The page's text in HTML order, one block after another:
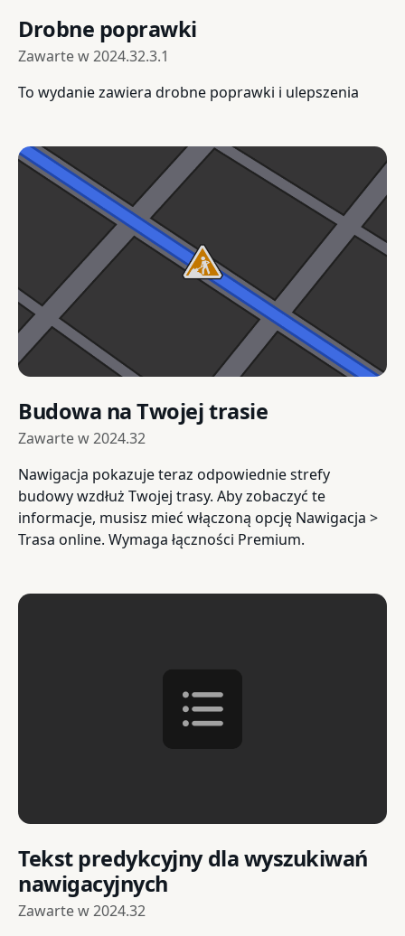
Drobne poprawki
Zawarte w2024.32.3.1
To wydanie zawiera drobne poprawki i ulepszenia
Budowa na Twojej trasie
Zawarte w2024.32
Nawigacja pokazuje teraz odpowiednie strefy
budowy wzdłuż Twojej trasy. Aby zobaczyć te
informacje, musisz mieć włączoną opcję Nawigacja >
Trasa online. Wymaga łączności Premium.
Tekst predykcyjny dla wyszukiwań
nawigacyjnych
Zawarte w2024.32